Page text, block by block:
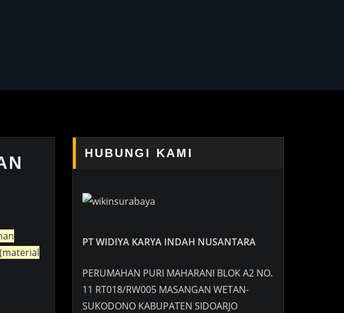
HUBUNGI KAMI
PT WIDIYA KARYA INDAH NUSANTARA
PERUMAHAN PURI MAHARANI BLOK A2 NO.
11 RT018/RW005 MASANGAN WETAN-
SUKODONO KABUPATEN SIDOARJO